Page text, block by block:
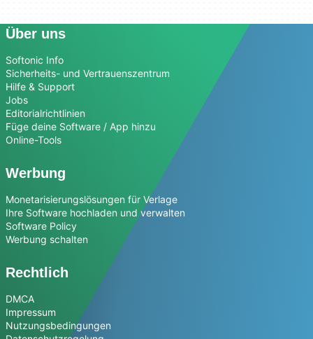
Über uns
Softonic Info
Sicherheits- und Vertrauenszentrum
Hilfe & Support
Jobs
Editorialrichtlinien
Füge deine Software / App hinzu
Online-Tools
Werbung
Monetarisierungslösungen für Verlage
Ihre Software hochladen und verwalten
Software Policy
Werbung schalten
Rechtlich
DMCA
Impressum
Nutzungsbedingungen